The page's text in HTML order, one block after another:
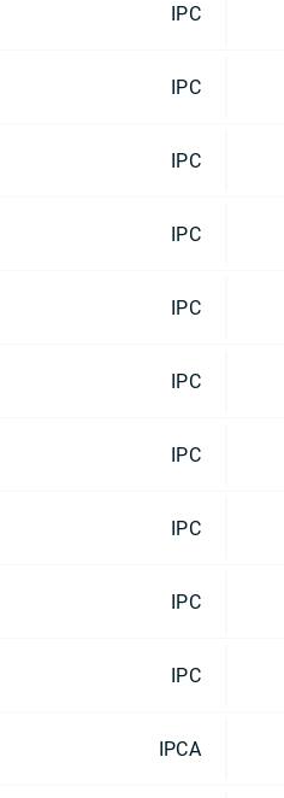
IPC
IPC
IPC
IPC
IPC
IPC
IPC
IPC
IPC
IPC
IPCA